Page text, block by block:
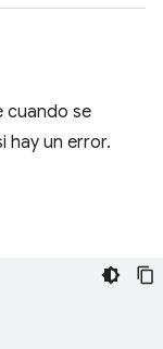
cuando se
hay un error.